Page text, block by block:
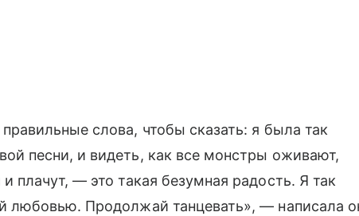
слова, чтобы сказать: я была так
песни, и видеть, как все монстры оживают,
плачут, — это такая безумная радость. Я так
любовью. Продолжай танцевать», — написала